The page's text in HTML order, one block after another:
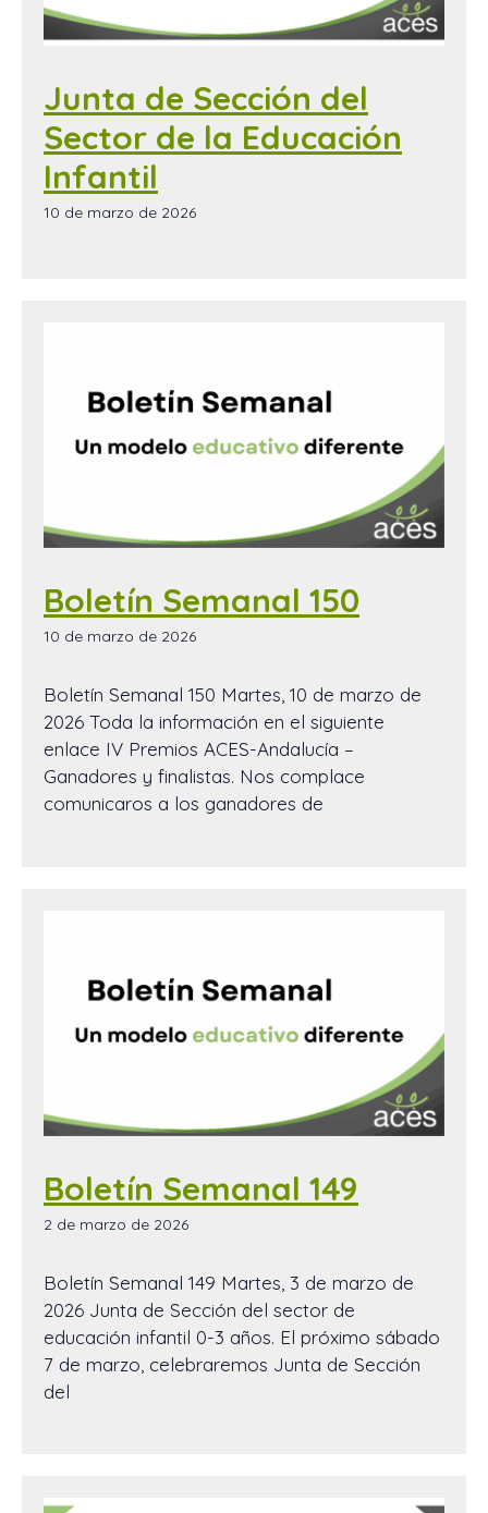
Junta de Sección del
Sector de la Educación
Infantil
10 de marzo de 2026
Boletín Semanal 150
10 de marzo de 2026
Boletín Semanal 150 Martes, 10 de marzo de
2026 Toda la información en el siguiente
enlace IV Premios ACES-Andalucía –
Ganadores y finalistas. Nos complace
comunicaros a los ganadores de
Boletín Semanal 149
2 de marzo de 2026
Boletín Semanal 149 Martes, 3 de marzo de
2026 Junta de Sección del sector de
educación infantil 0-3 años. El próximo sábado
7 de marzo, celebraremos Junta de Sección
del